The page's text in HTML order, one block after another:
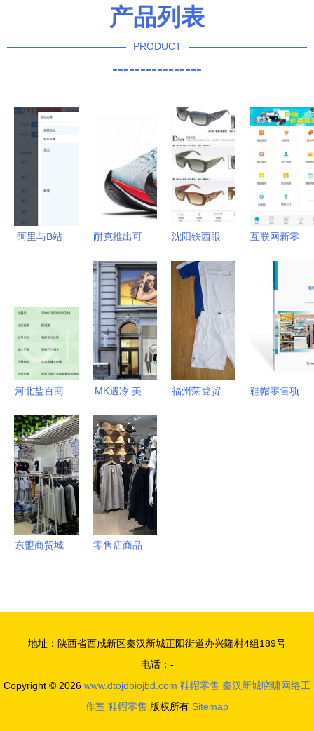
产品列表
PRODUCT
----------------
阿里与B站
耐克推出可
时马拉松的
全新概念跑
鞋
沈阳铁西眼
质眼镜批发
零售一网打
尽，打造靓
丽出行风范
互联网新零
兵”突围之
路
河北盐百商
耕区域市
场，开启互
联网销售新
篇章
MK遇冷 美
为何陆续抛
弃昔日爆
款？
福州荣登贸
鞋帽零售项
东盟商贸城
联网销售新
零售店商品
地址：陕西省西咸新区秦汉新城正阳街道办兴隆村4组189号
电话：-
Copyright © 2026 www.dtojdbiojbd.com 鞋帽零售 秦汉新城晓啸网络工
作室 鞋帽零售 版权所有 Sitemap